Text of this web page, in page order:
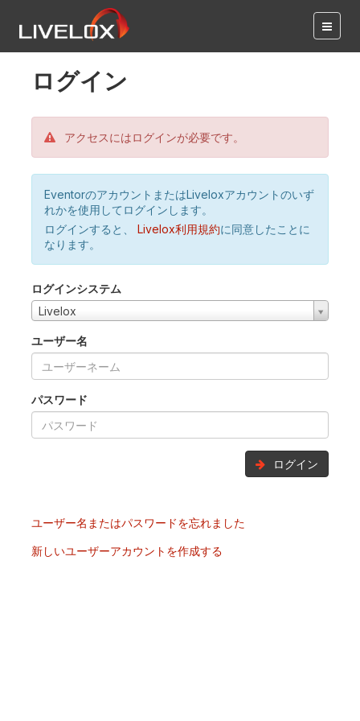
ログイン
アクセスにはログインが必要です。
EventorのアカウントまたはLiveloxアカウントのいず
れかを使用してログインします。
ログインすると、
Livelox利用規約に同意したことに
なります。
ログインシステム
Livelox
ユーザー名
パスワード
ログイン
ユーザー名またはパスワードを忘れました
新しいユーザーアカウントを作成する